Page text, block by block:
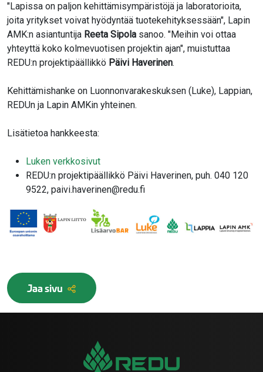
"Lapissa on paljon kehittämisympäristöjä ja laboratorioita,
joita yritykset voivat hyödyntää tuotekehityksessään", Lapin
AMK:n asiantuntija Reeta Sipola sanoo. "Meihin voi ottaa
yhteyttä koko kolmevuotisen projektin ajan", muistuttaa
REDU:n projektipäällikkö Päivi Haverinen.
Kehittämishanke on Luonnonvarakeskuksen (Luke), Lappian,
REDUn ja Lapin AMKin yhteinen.
Lisätietoa hankkeesta:
Luken verkkosivut
REDU:n projektipäällikkö Päivi Haverinen, puh. 040 120
9522, paivi.haverinen@redu.fi
Jaa sivu